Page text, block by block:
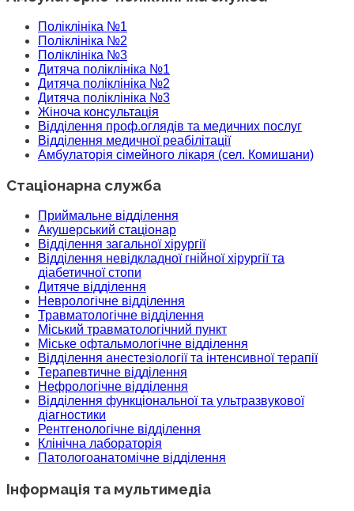
Поліклініка №1
Поліклініка №2
Поліклініка №3
Дитяча поліклініка №1
Дитяча поліклініка №2
Дитяча поліклініка №3
Жіноча консультація
Відділення проф.оглядів та медичних послуг
Відділення медичної реабілітації
Амбулаторія сімейного лікаря (сел. Комишани)
Стаціонарна служба
Приймальне відділення
Акушерський стаціонар
Відділення загальної хірургії
Відділення невідкладної гнійної хірургії та
діабетичної стопи
Дитяче відділення
Неврологічне відділення
Травматологічне відділення
Міський травматологічний пункт
Міське офтальмологічне відділення
Відділення анестезіології та інтенсивної терапії
Терапевтичне відділення
Нефрологічне відділення
Відділення функціональної та ультразвукової
діагностики
Рентгенологічне відділення
Клінічна лабораторія
Патологоанатомічне відділення
Інформація та мультимедіа